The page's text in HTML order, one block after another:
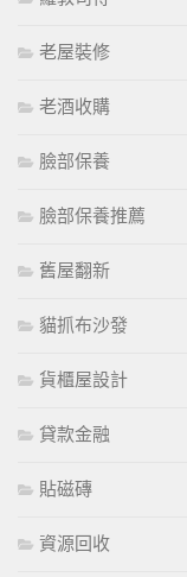
老屋裝修
老酒收購
臉部保養
臉部保養推薦
舊屋翻新
貓抓布沙發
貨櫃屋設計
貸款金融
貼磁磚
資源回收